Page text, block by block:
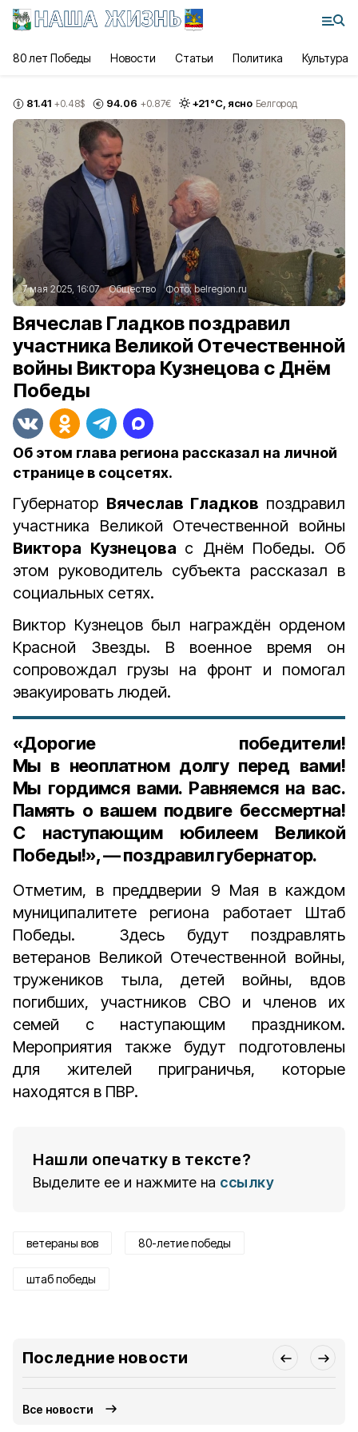
80 лет Победы Новости Статьи Политика Культура
81.41 +0.48$ 94.06 +0.87€ +21°С, ясно Белгород
7 мая 2025, 16:07 Общество Фото:belregion.ru
Вячеслав Гладков поздравил
участника Великой Отечественной
войны Виктора Кузнецова с Днём
Победы
Об этом глава региона рассказал на личной
странице в соцсетях.
Губернатор Вячеслав Гладков поздравил
участника Великой Отечественной войны
Виктора Кузнецова с Днём Победы. Об
этом руководитель субъекта рассказал в
социальных сетях.
Виктор Кузнецов был награждён орденом
Красной Звезды. В военное время он
сопровождал грузы на фронт и помогал
эвакуировать людей.
«Дорогие победители!
Мы в неоплатном долгу перед вами!
Мы гордимся вами. Равняемся на вас.
Память о вашем подвиге бессмертна!
С наступающим юбилеем Великой
Победы!», — поздравил губернатор.
Отметим, в преддверии 9 Мая в каждом
муниципалитете региона работает Штаб
Победы. Здесь будут поздравлять
ветеранов Великой Отечественной войны,
тружеников тыла, детей войны, вдов
погибших, участников СВО и членов их
семей с наступающим праздником.
Мероприятия также будут подготовлены
для жителей приграничья, которые
находятся в ПВР.
Нашли опечатку в тексте?
Выделите ее и нажмите на ссылку
ветераны вов 80-летие победы
штаб победы
Последние новости
Все новости